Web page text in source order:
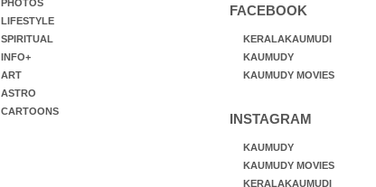
PHOTOS
LIFESTYLE
SPIRITUAL
INFO+
ART
ASTRO
CARTOONS
FACEBOOK
KERALAKAUMUDI
KAUMUDY
KAUMUDY MOVIES
INSTAGRAM
KAUMUDY
KAUMUDY MOVIES
KERALAKAUMUDI